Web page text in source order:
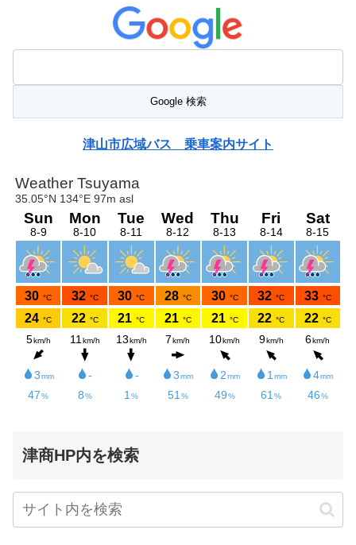
津山市広域バス 乗車案内サイト
津商HP内を検索